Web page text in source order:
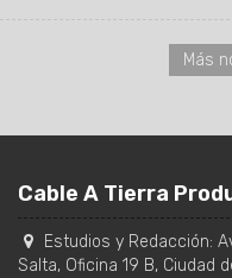
Más
Cable A Tierra
Estudios y Redacción:
Salta, Oficina 19 B, Ciudad